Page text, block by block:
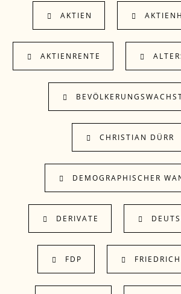
AKTIEN
AKTIENRENTE
CHRISTIAN DÜRR
DEMOGRAPHISCHER
DERIVATE
FDP